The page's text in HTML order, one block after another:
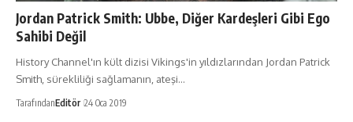
Jordan Patrick Smith: Ubbe, Diğer Kardeşleri Gibi Ego
Sahibi Değil
History Channel'ın kült dizisi Vikings'in yıldızlarından Jordan Patrick
Smith, sürekliliği sağlamanın, ateşi…
TarafındanEditör 24 Oca 2019